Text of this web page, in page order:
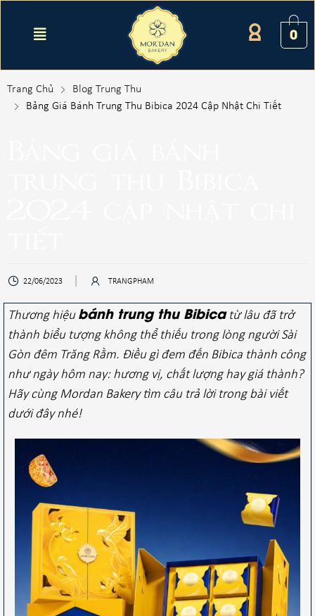
0
Trang Chủ
Blog Trung Thu
Bảng Giá Bánh Trung Thu Bibica 2024 Cập Nhật Chi Tiết
22/06/2023 TRANGPHAM
Thương hiệu bánh trung thu Bibicatừ lâu đã trở
thành biểu tượng không thể thiếu trong lòng người Sài
Gòn đêm Trăng Rằm. Điều gì đem đến Bibica thành công
như ngày hôm nay: hương vị, chất lượng hay giá thành?
Hãy cùng Mordan Bakery tìm câu trả lời trong bài viết
dưới đây nhé!